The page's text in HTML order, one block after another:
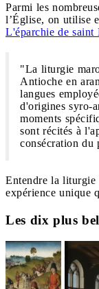
Parmi les
l’Église, on utilise
L'éparchie de saint
"La liturgie
Antioche en
langues
d'origines syro-
moments
sont récités à
consécration
Entendre la liturgie
expérience unique
Les dix plus